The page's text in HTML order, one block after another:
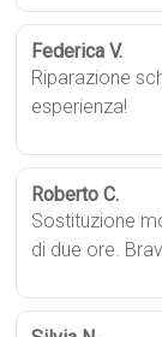
Federica V.
Riparazione
esperienza!
Roberto C.
Sostituzione
di due ore.